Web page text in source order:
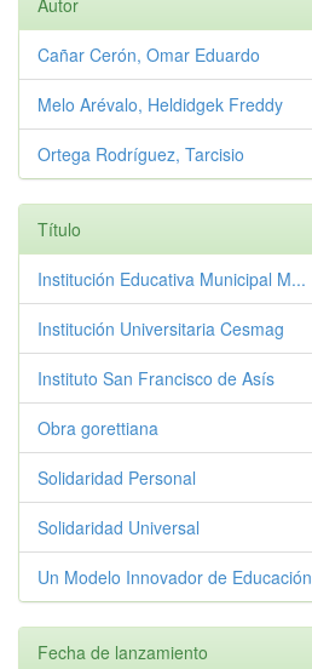
Autor
Cañar Cerón, Omar Eduardo
Melo Arévalo, Heldidgek Freddy
Ortega Rodríguez, Tarcisio
Título
Institución Educativa Municipal M...
Institución Universitaria Cesmag
Instituto San Francisco de Asís
Obra gorettiana
Solidaridad Personal
Solidaridad Universal
Un Modelo Innovador de Educación
Fecha de lanzamiento